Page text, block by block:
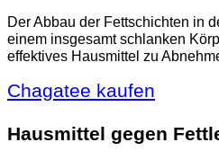
Der Abbau der Fettschichten in
einem insgesamt schlanken
effektives Hausmittel zu
Chagatee kaufen
Hausmittel gegen